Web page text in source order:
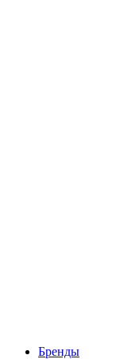
Бренды